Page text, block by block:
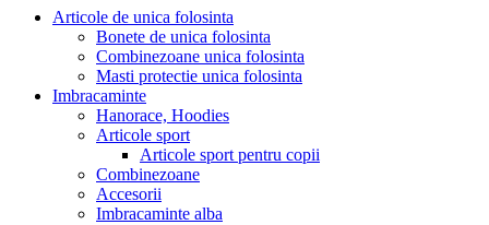
Articole de unica folosinta
Bonete de unica folosinta
Combinezoane unica folosinta
Masti protectie unica folosinta
Imbracaminte
Hanorace, Hoodies
Articole sport
Articole sport pentru copii
Combinezoane
Accesorii
Imbracaminte alba